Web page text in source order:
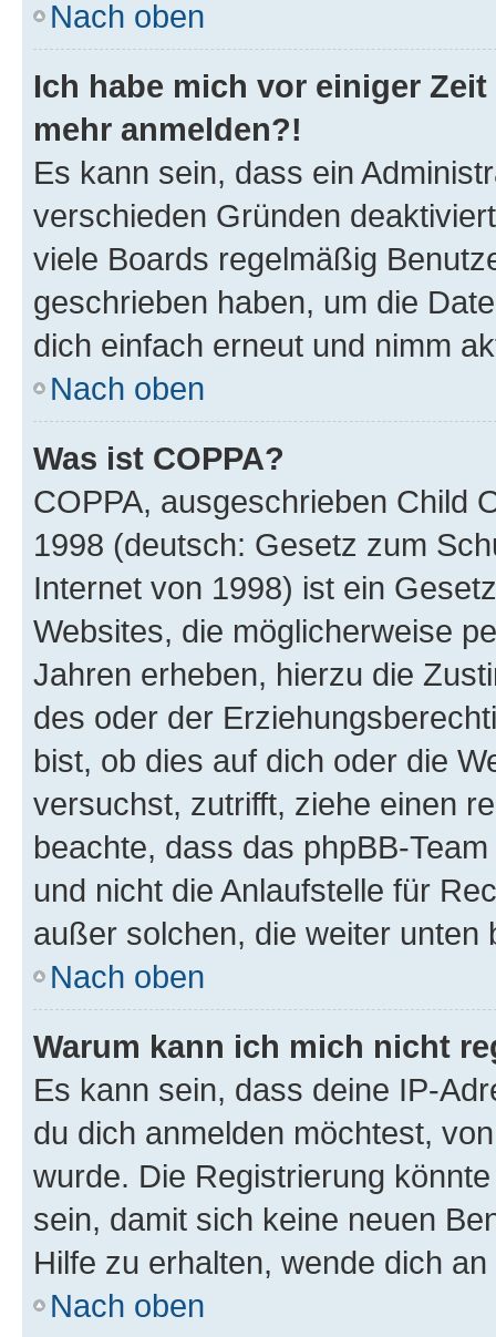
Nach oben
Ich habe mich vor einiger
mehr anmelden?!
Es kann sein, dass ein
verschieden Gründen
viele Boards regelmäßig
geschrieben haben, um die
dich einfach erneut und nimm
Nach oben
Was ist COPPA?
COPPA, ausgeschrieben Child
1998 (deutsch: Gesetz zum
Internet von 1998) ist ein
Websites, die möglicherweise
Jahren erheben, hierzu die
des oder der
bist, ob dies auf dich oder die
versuchst, zutrifft, ziehe einen
beachte, dass das phpBB-
und nicht die Anlaufstelle für
außer solchen, die weiter unten
Nach oben
Warum kann ich mich nicht
Es kann sein, dass deine IP-
du dich anmelden möchtest,
wurde. Die Registrierung
sein, damit sich keine neuen
Hilfe zu erhalten, wende dich
Nach oben